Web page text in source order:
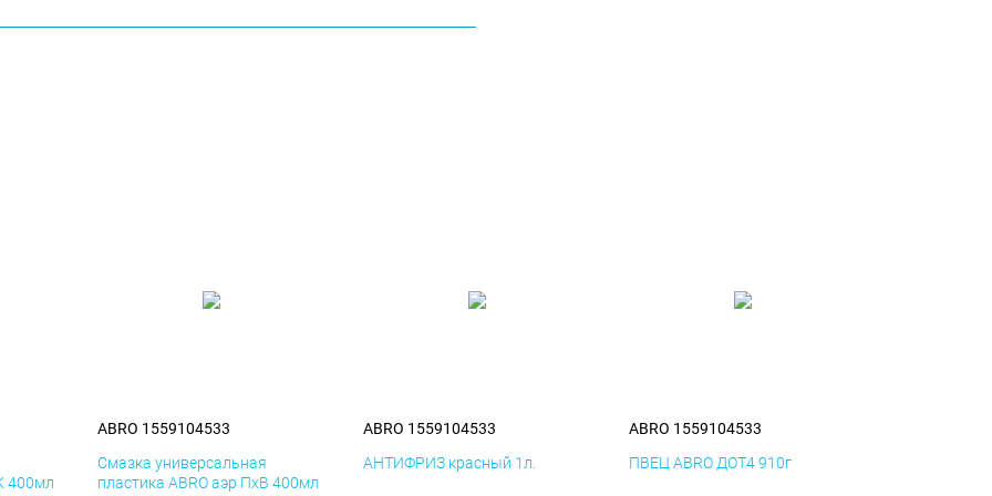
400мл
ABRO 1559104533
Смазка универсальная
пластика ABRO аэр ПхВ 400мл
ABRO 1559104533
АНТИФРИЗ красный 1л.
ABRO 1559104533
ПВЕЦ ABRO ДОТ4 910г